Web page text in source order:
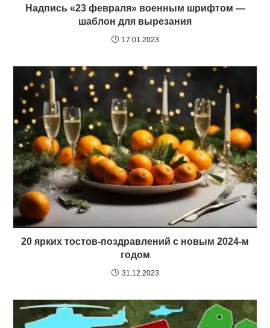
Надпись «23 февраля» военным шрифтом —
шаблон для вырезания
17.01.2023
20 ярких тостов-поздравлений с новым 2024-м
годом
31.12.2023